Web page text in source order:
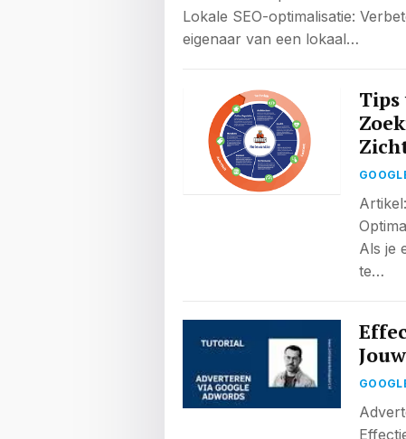
Lokale SEO-optimalisatie:
eigenaar van een lokaal…
Als je
te…